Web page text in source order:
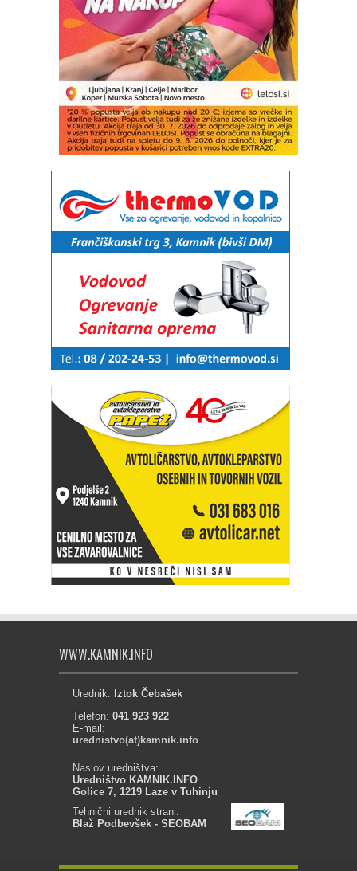
WWW.KAMNIK.INFO
Urednik: Iztok Čebašek
Telefon: 041 923 922
E-mail:
urednistvo(at)kamnik.info
Naslov uredništva:
Uredništvo KAMNIK.INFO
Golice 7, 1219 Laze v Tuhinju
Tehnični urednik strani:
Blaž Podbevšek - SEOBAM